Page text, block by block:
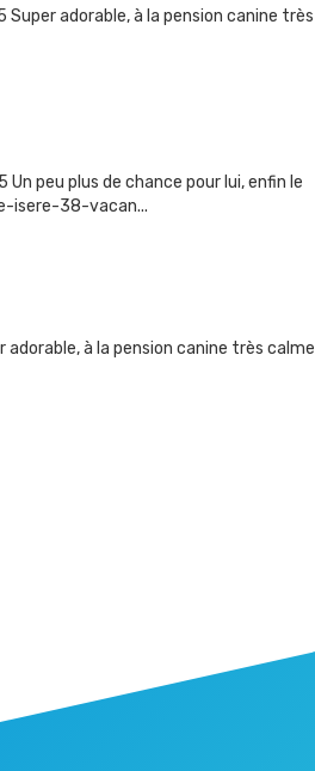
adorable, à la pension canine très
peu plus de chance pour lui, enfin le
isere-38-vacan...
à la pension canine très calme